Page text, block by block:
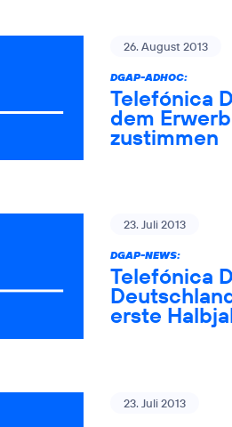
26. August 2013
DGAP-ADHOC:
Telefónica
dem
zustimmen
23. Juli 2013
DGAP-NEWS:
Telefónica
erste
23. Juli 2013